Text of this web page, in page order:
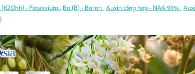
(K2Ohh) - Potassium, Bo (B) - Boron, Auxin tổng hợp - NAA 99%,